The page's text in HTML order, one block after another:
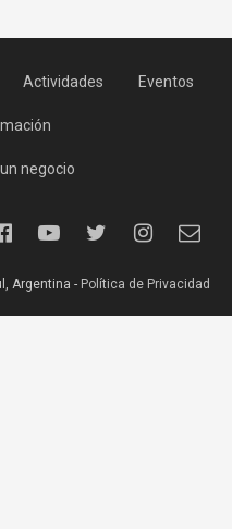
Actividades Eventos
negocio
Argentina - Política de Privacidad